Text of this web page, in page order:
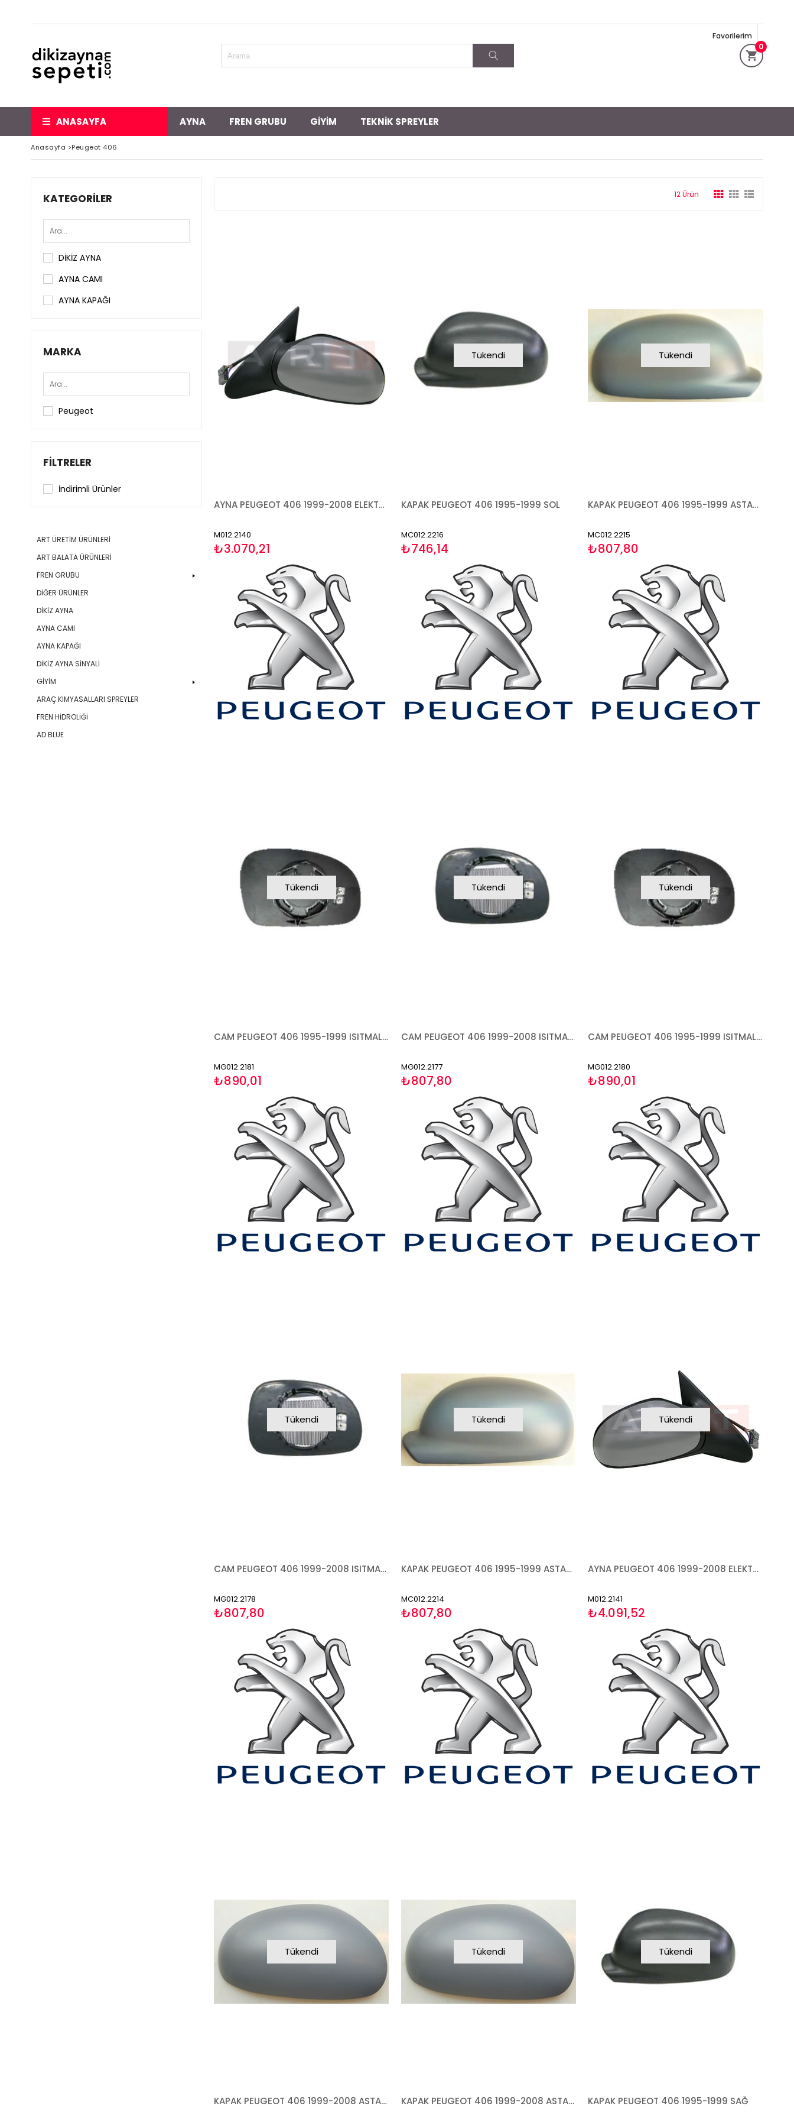
0
Favorilerim
ANASAYFA AYNA FREN GRUBU GİYİM TEKNİK SPREYLER
Anasayfa >Peugeot 406
KATEGORILER
DİKİZ AYNA
AYNA CAMI
AYNA KAPAĞI
MARKA
Peugeot
FILTRELER
İndirimli Ürünler
ART ÜRETİM ÜRÜNLERİ
ART BALATA ÜRÜNLERİ
FREN GRUBU
DİĞER ÜRÜNLER
DİKİZ AYNA
AYNA CAMI
AYNA KAPAĞI
DİKİZ AYNA SİNYALİ
GİYİM
ARAÇ KİMYASALLARI SPREYLER
FREN HİDROLİĞİ
AD BLUE
12 Ürün
AYNA PEUGEOT 406 1999-2008 ELEKTRİKLİ ISITMALI ASTARLI ASFERİK MAVİ SOL
M012.2140
₺3.070,21
Tükendi
KAPAK PEUGEOT 406 1995-1999 SOL
MC012.2216
₺746,14
Tükendi
KAPAK PEUGEOT 406 1995-1999 ASTARLI SAĞ
MC012.2215
₺807,80
Tükendi
CAM PEUGEOT 406 1995-1999 ISITMALI MAVİ CAM SAĞ
MG012.2181
₺890,01
Tükendi
CAM PEUGEOT 406 1999-2008 ISITMALI MAVİ CAM SAĞ
MG012.2177
₺807,80
Tükendi
CAM PEUGEOT 406 1995-1999 ISITMALI MAVİ CAM ASFERİK SOL
MG012.2180
₺890,01
Tükendi
CAM PEUGEOT 406 1999-2008 ISITMALI MAVİ CAM ASFERİK SOL
MG012.2178
₺807,80
Tükendi
KAPAK PEUGEOT 406 1995-1999 ASTARLI SOL
MC012.2214
₺807,80
Tükendi
AYNA PEUGEOT 406 1999-2008 ELEKTRİKLİ ISITMALI ASTARLI SENSÖRLÜ MAVİ SAĞ
M012.2141
₺4.091,52
Tükendi
KAPAK PEUGEOT 406 1999-2008 ASTARLI SAĞ
Tükendi
KAPAK PEUGEOT 406 1999-2008 ASTARLI SOL
Tükendi
KAPAK PEUGEOT 406 1995-1999 SAĞ